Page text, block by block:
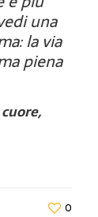
una
la via
piena
0